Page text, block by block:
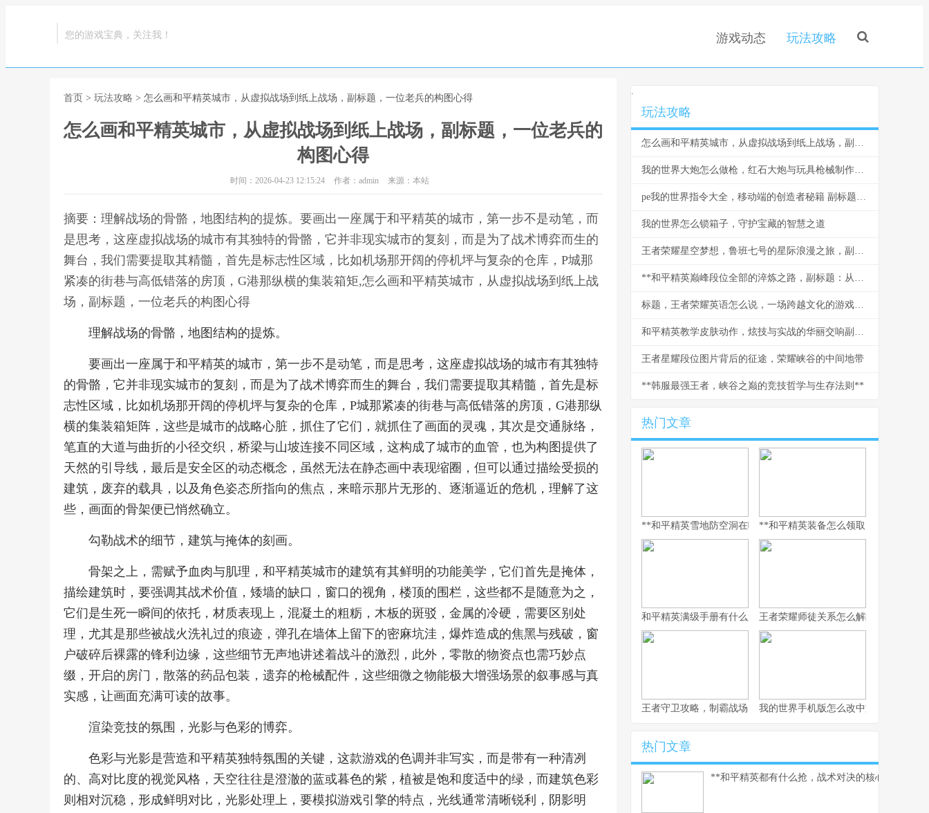
您的游戏宝典，关注我！ 游戏动态 玩法攻略
首页 > 玩法攻略 > 怎么画和平精英城市，从虚拟战场到纸上战场，副标题，一位老兵的构图心得
怎么画和平精英城市，从虚拟战场到纸上战场，副标题，一位老兵的
构图心得
时间：2026-04-23 12:15:24 作者：admin 来源：本站
摘要：理解战场的骨骼，地图结构的提炼。要画出一座属于和平精英的城市，第一步不是动笔，而
是思考，这座虚拟战场的城市有其独特的骨骼，它并非现实城市的复刻，而是为了战术博弈而生的
舞台，我们需要提取其精髓，首先是标志性区域，比如机场那开阔的停机坪与复杂的仓库，P城那
紧凑的街巷与高低错落的房顶，G港那纵横的集装箱矩,怎么画和平精英城市，从虚拟战场到纸上战
场，副标题，一位老兵的构图心得
理解战场的骨骼，地图结构的提炼。
要画出一座属于和平精英的城市，第一步不是动笔，而是思考，这座虚拟战场的城市有其独特
的骨骼，它并非现实城市的复刻，而是为了战术博弈而生的舞台，我们需要提取其精髓，首先是标
志性区域，比如机场那开阔的停机坪与复杂的仓库，P城那紧凑的街巷与高低错落的房顶，G港那纵
横的集装箱矩阵，这些是城市的战略心脏，抓住了它们，就抓住了画面的灵魂，其次是交通脉络，
笔直的大道与曲折的小径交织，桥梁与山坡连接不同区域，这构成了城市的血管，也为构图提供了
天然的引导线，最后是安全区的动态概念，虽然无法在静态画中表现缩圈，但可以通过描绘受损的
建筑，废弃的载具，以及角色姿态所指向的焦点，来暗示那片无形的、逐渐逼近的危机，理解了这
些，画面的骨架便已悄然确立。
勾勒战术的细节，建筑与掩体的刻画。
骨架之上，需赋予血肉与肌理，和平精英城市的建筑有其鲜明的功能美学，它们首先是掩体，
描绘建筑时，要强调其战术价值，矮墙的缺口，窗口的视角，楼顶的围栏，这些都不是随意为之，
它们是生死一瞬间的依托，材质表现上，混凝土的粗粝，木板的斑驳，金属的冷硬，需要区别处
理，尤其是那些被战火洗礼过的痕迹，弹孔在墙体上留下的密麻坑洼，爆炸造成的焦黑与残破，窗
户破碎后裸露的锋利边缘，这些细节无声地讲述着战斗的激烈，此外，零散的物资点也需巧妙点
缀，开启的房门，散落的药品包装，遗弃的枪械配件，这些细微之物能极大增强场景的叙事感与真
实感，让画面充满可读的故事。
渲染竞技的氛围，光影与色彩的博弈。
色彩与光影是营造和平精英独特氛围的关键，这款游戏的色调并非写实，而是带有一种清冽
的、高对比度的视觉风格，天空往往是澄澈的蓝或暮色的紫，植被是饱和度适中的绿，而建筑色彩
则相对沉稳，形成鲜明对比，光影处理上，要模拟游戏引擎的特点，光线通常清晰锐利，阴影明
.
玩法攻略
怎么画和平精英城市，从虚拟战场到纸上战场，副标题，一位老兵的构图心得
我的世界大炮怎么做枪，红石大炮与玩具枪械制作指南
pe我的世界指令大全，移动端的创造者秘籍 副标题生存与创造的终极指南
我的世界怎么锁箱子，守护宝藏的智慧之道
王者荣耀星空梦想，鲁班七号的星际浪漫之旅，副标题，仰望星空的机甲童话
**和平精英巅峰段位全部的淬炼之路，副标题：从钢枪到战术的终极试炼**
标题，王者荣耀英语怎么说，一场跨越文化的游戏远征副标题
和平精英教学皮肤动作，炫技与实战的华丽交响副标题：从收藏到主宰战场的视觉密码
王者星耀段位图片背后的征途，荣耀峡谷的中间地带
**韩服最强王者，峡谷之巅的竞技哲学与生存法则**
热门文章
**和平精英雪地防空洞在哪里，副标题，冰封秘境与战术宝库探寻
**和平精英装备怎么领取，资深玩家
和平精英满级手册有什么用，解锁巅峰体验的多维钥匙
王者荣耀师徒关系怎么解除，游戏情谊
王者守卫攻略，制霸战场的不败法则，副标题，资深玩家的战术精
我的世界手机版怎么改中文，一份玩家
热门文章
**和平精英都有什么抢，战术对决的核心武器库**